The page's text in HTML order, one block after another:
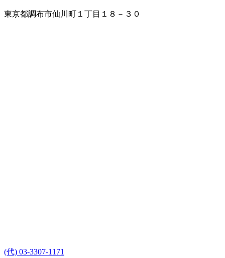
東京都調布市仙川町１丁目１８－３０
(代) 03-3307-1171